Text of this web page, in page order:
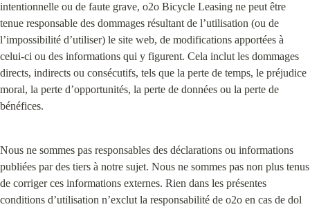
intentionnelle ou de faute grave, o2o Bicycle Leasing ne peut être
tenue responsable des dommages résultant de l’utilisation (ou de
l’impossibilité d’utiliser) le site web, de modifications apportées à
celui-ci ou des informations qui y figurent. Cela inclut les dommages
directs, indirects ou consécutifs, tels que la perte de temps, le préjudice
moral, la perte d’opportunités, la perte de données ou la perte de
bénéfices.
Nous ne sommes pas responsables des déclarations ou informations
publiées par des tiers à notre sujet. Nous ne sommes pas non plus tenus
de corriger ces informations externes. Rien dans les présentes
conditions d’utilisation n’exclut la responsabilité de o2o en cas de dol